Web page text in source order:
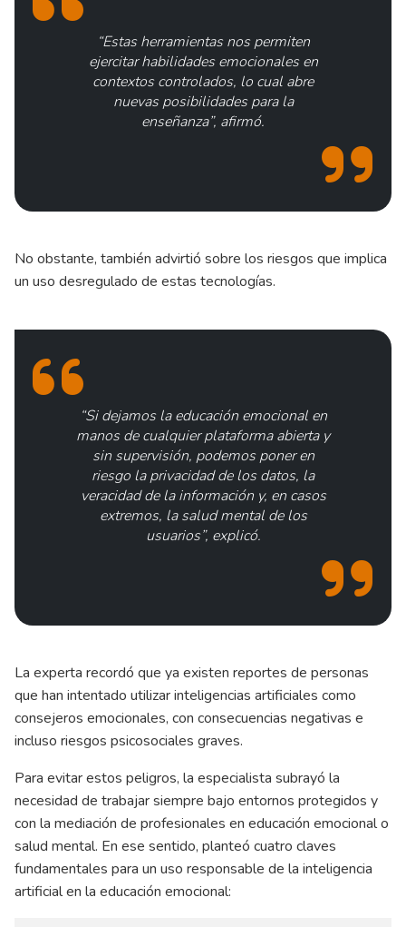
“Estas herramientas nos permiten
ejercitar habilidades emocionales en
contextos controlados, lo cual abre
nuevas posibilidades para la
enseñanza”, afirmó.
No obstante, también advirtió sobre los riesgos que implica
un uso desregulado de estas tecnologías.
“Si dejamos la educación emocional en
manos de cualquier plataforma abierta y
sin supervisión, podemos poner en
riesgo la privacidad de los datos, la
veracidad de la información y, en casos
extremos, la salud mental de los
usuarios”, explicó.
La experta recordó que ya existen reportes de personas
que han intentado utilizar inteligencias artificiales como
consejeros emocionales, con consecuencias negativas e
incluso riesgos psicosociales graves.
Para evitar estos peligros, la especialista subrayó la
necesidad de trabajar siempre bajo entornos protegidos y
con la mediación de profesionales en educación emocional o
salud mental. En ese sentido, planteó cuatro claves
fundamentales para un uso responsable de la inteligencia
artificial en la educación emocional: